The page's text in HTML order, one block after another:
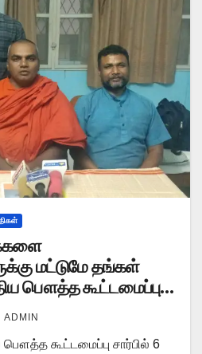
மட்டுமே தங்கள்
ADMIN
பௌத்த கூட்டமைப்பு சார்பில் 6